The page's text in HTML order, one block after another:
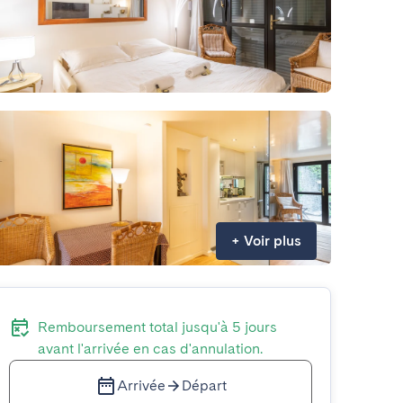
+ Voir plus
Remboursement total jusqu'à 5 jours
avant l'arrivée en cas d'annulation.
Arrivée Départ